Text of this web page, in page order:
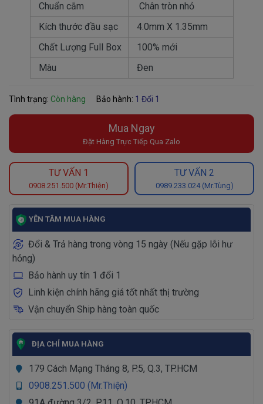
Chuẩn cắm
Chân tròn nhỏ
Kích thước đầu sạc
4.0mm X 1.35mm
Chất Lượng Full Box
100% mới
Màu
Đen
Tình trạng: Còn hàng Bảo hành: 1 Đổi 1
Mua Ngay
Đặt Hàng Trực Tiếp Qua Zalo
TƯ VẤN 1
0908.251.500 (Mr.Thiện)
TƯ VẤN 2
0989.233.024 (Mr.Tùng)
YÊN TÂM MUA HÀNG
Đổi & Trả hàng trong vòng 15 ngày (Nếu gặp lỗi hư
hỏng)
Bảo hành uy tín 1 đổi 1
Linh kiện chính hãng giá tốt nhất thị trường
Vận chuyển Ship hàng toàn quốc
ĐỊA CHỈ MUA HÀNG
179 Cách Mạng Tháng 8, P.5, Q.3, TP.HCM
0908.251.500 (Mr.Thiện)